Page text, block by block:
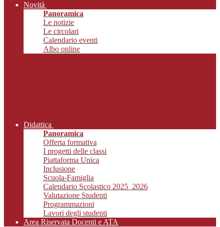
Novità
Panoramica
Le notizie
Le circolari
Calendario eventi
Albo online
Didattica
Panoramica
Offerta formativa
I progetti delle classi
Piattaforma Unica
Inclusione
Scuola-Famiglia
Calendario Scolastico 2025_2026
Valutazione Studenti
Programmazioni
Lavori degli studenti
Area Riservata Docenti e ATA